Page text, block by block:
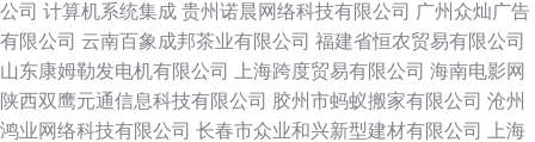
公司 计算机系统集成 贵州诺晨网络科技有限公司 广州众灿广告
有限公司 云南百象成邦茶业有限公司 福建省恒农贸易有限公司
山东康姆勒发电机有限公司
上海跨度贸易有限公司 海南电影网
陕西双鹰元通信息科技有限公司 胶州市蚂蚁搬家有限公司 沧州
鸿业网络科技有限公司 长春市众业和兴新型建材有限公司
上海